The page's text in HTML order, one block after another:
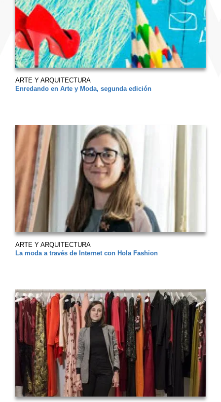
ARTE Y ARQUITECTURA
Enredando en Arte y Moda, segunda edición
ARTE Y ARQUITECTURA
La moda a través de Internet con Hola Fashion